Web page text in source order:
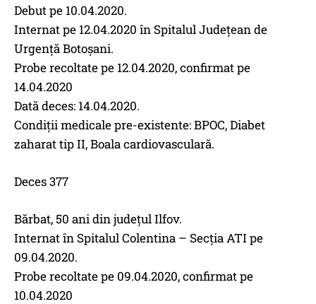
Debut pe 10.04.2020.
Internat pe 12.04.2020 în Spitalul Județean de
Urgență Botoșani.
Probe recoltate pe 12.04.2020, confirmat pe
14.04.2020
Dată deces: 14.04.2020.
Condiții medicale pre-existente: BPOC, Diabet
zaharat tip II, Boala cardiovasculară.
Deces 377
Bărbat, 50 ani din județul Ilfov.
Internat în Spitalul Colentina – Secția ATI pe
09.04.2020.
Probe recoltate pe 09.04.2020, confirmat pe
10.04.2020